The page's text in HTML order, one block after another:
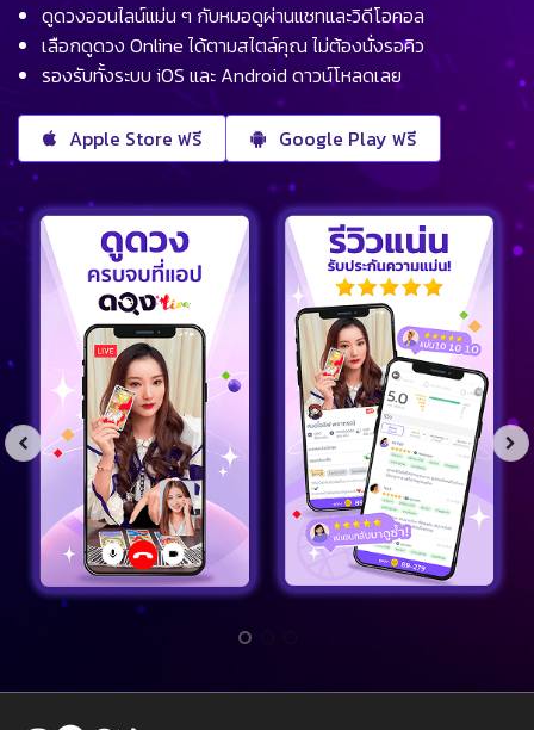
ดูดวงออนไลน์แม่น ๆ กับหมอดูผ่านแชทและวิดีโอคอล
เลือกดูดวง Online ได้ตามสไตล์คุณ ไม่ต้องนั่งรอคิว
รองรับทั้งระบบ iOS และ Android ดาวน์โหลดเลย
Apple Store ฟรี Google Play ฟรี